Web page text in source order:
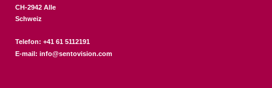
CH-2942 Alle
Schweiz
Telefon: +41 61 5112191
E-mail: info@sentovision.com